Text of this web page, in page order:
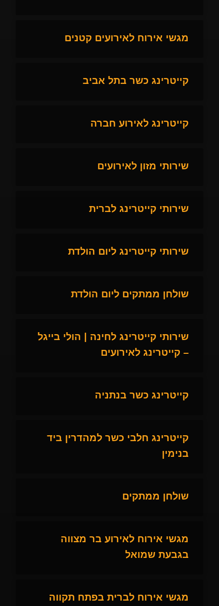
מגשי אירוח לאירועים קטנים
קייטרינג כשר בתל אביב
קייטרינג לאירוע חברה
שירותי מזון לאירועים
שירותי קייטרינג לברית
שירותי קייטרינג ליום הולדת
שולחן ממתקים ליום הולדת
שירותי קייטרינג לחינה | הולי בייגל
– קייטרינג לאירועים
קייטרינג כשר בנתניה
קייטרינג חלבי כשר למהדרין ביד
בנימין
שולחן ממתקים
מגשי אירוח לאירוע בר מצווה
בגבעת שמואל
מגשי אירוח לברית בפתח תקווה